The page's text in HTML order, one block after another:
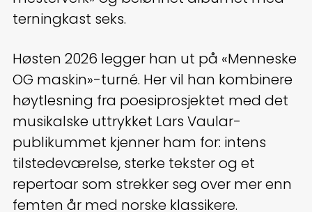
terningkast seks.
Høsten 2026 legger han ut på «Menneske
OG maskin»-turné. Her vil han kombinere
høytlesning fra poesiprosjektet med det
musikalske uttrykket Lars Vaular-
publikummet kjenner ham for: intens
tilstedeværelse, sterke tekster og et
repertoar som strekker seg over mer enn
femten år med norske klassikere.